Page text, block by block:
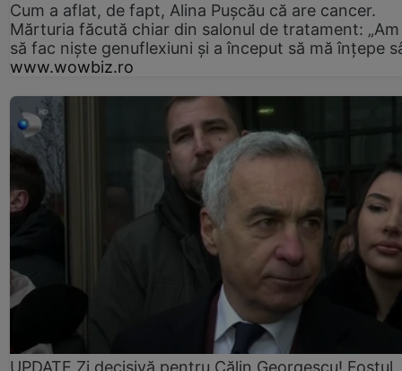
Cum a aflat, de fapt, Alina Pușcău că are cancer.
Mărturia făcută chiar din salonul de tratament:
să fac niște genuflexiuni și a început să mă înțepe
www.wowbiz.ro
UPDATE Zi decisivă pentru Călin Georgescu! Fostul